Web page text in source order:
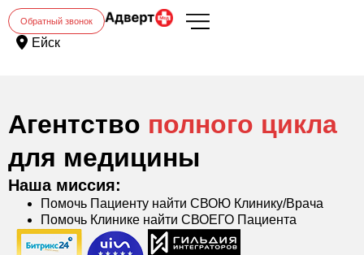
Обратный звонок
Ейск
Агентство полного цикла
для медицины
Наша миссия:
Помочь Пациенту найти СВОЮ Клинику/Врача
Помочь Клинике найти СВОЕГО Пациента